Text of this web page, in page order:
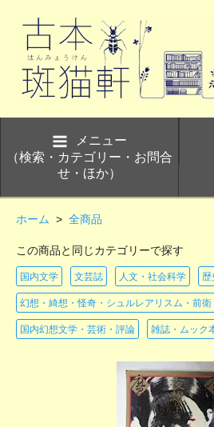
メニュー
（検索・カテゴリー・お問合
せ・ほか）
ホーム > 全商品
この商品と同じカテゴリーで探す
国内文学 文芸誌 人文・社会科学 歴
幻想・綺想・怪奇・シュルレアリスム・前衛
国内幻想文学・芸術・評論 雑誌・ムック